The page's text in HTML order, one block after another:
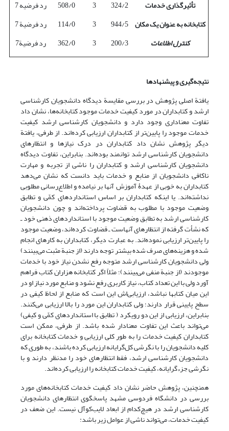
تأثیرگذاری خدمات 324/2
3
508/0
رد فرضیه 7
کتابخانه به عنوان یک مکان 944/5
3
114/0
رد فرضیة 7
کنترل اطلاعات
200/3
3
362/0 رد فرضیة7
نتیجه‌گیری و پیشنهادها
یافتة اصلی پژوهش در بررسی مقایسة دیدگاه دانشجویان کارشناسی
ارشد و کتابداران در مورد کیفیت خدمات موجود کتابخانه‌ها، نشان داد
تفاوت معناداری وجود دارد و دانشجویان کارشناسی ارشد کیفیت
خدمات موجود را پایین‌تر از کتابداران ارزیابی کرده‌اند. از طرفی، یافتة
دیگر پژوهش نشان داد کتابداران در درک نیازها و انتظارهای
دانشجویان کارشناسی ارشد توانمند بوده‌اند. بنابراین، تفاوت دیدگاه
دانشجویان کارشناسی ارشد و کتابداران را ناشی از تجربه و مهارت
ناکافی دانشجویان از منابع و خدمات باید دانست که نشان می‌دهد
کتابداران به خوبی از عهدۀ آموزش آنها بر نیامده و اطلاع‌رسانی مطلوبی
نداشته‌اند. یا اینکه کتابداران بر اساس استانداردهای کمّی و تطابق
وضعیت موجود با مطلوب به قضاوت پرداخته‌اند و چون دانشجویان
کارشناسی ارشد به تطابق وضعیت موجود با استانداردهای ذهنی خود ـ
که نشأت گرفته از انتظارهای آنهاست ـ قضاوت کرده‌اند، وضعیت موجود
را پایین‌تر ارزیابی نموده‌اند. به عبارت دیگر، کتابداران به کارهای انجام
شده و هزینه‌های صرف شده بیشتر توجه دارند (از جنبة مثبت می‌بینند)
ولی دانشجویان کارشناسی ارشد متوجه رفع نشدن نیاز خود با خدمات
موجودند (از جنبة منفی می‌بینند)؛ مثلاً اگر کتابخانه هزاران کتاب فراهم
آورد ولی با این تعداد کتاب، نیاز کاربری رفع نشود و منابع مورد نیاز او در
این میان کتابها نباشد، ارزیابی‌اش این است که منابع از لحاظ کیفی در
سطح پایینی قرار دارند؛ ولی کتابداران این مورد را بالا ارزیابی می‌کنند.
بنابراین، ارزیابی از این دو رویکرد ( تطابق با استانداردهای کمّی و کیفی)
می‌تواند باعث این تفاوت معنادار شده باشد. از طرفی، ممکن است
کتابداران کیفیت خدمات را به طور کلی ارزیابی و خدمات کتابخانه برای
کلیه دانشجویان را با نگرشی کل‌گرایانه ارزیابی کرده باشند، به طوری که
دانشجویان کارشناسی ارشد، فقط انتظارهای خود را مدنظر دارند و با
نگرشی جزءگرایانه، کیفیت خدمات کتابخانه را ارزیابی کرده‌اند.
همنچنین، پژوهش حاضر نشان داد کیفیت خدمات کتابخانه‌های مورد
بررسی در دانشگاه فردوسی مشهد پاسخگوی انتظارهای دانشجویان
کارشناسی ارشد در هیچ‌کدام از ابعاد لایب‌کوآل نیست. این ضعف در
کیفیت خدمات، می‌تواند ناشی از عوامل زیر باشد: